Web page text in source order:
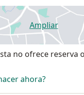
Ampliar
se abre
no ofrece reserva
ahora?